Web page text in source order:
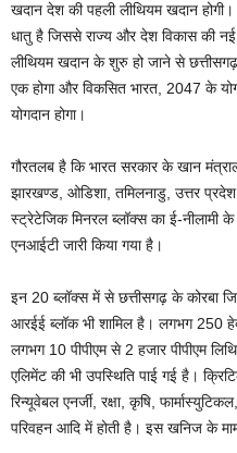
खदान देश की पहली लीथियम खदान
धातु है जिससे राज्य और देश विकास की
लीथियम खदान के शुरु हो जाने से
एक होगा और विकसित भारत, 2047 के
योगदान होगा।
गौरतलब है कि भारत सरकार के खान
झारखण्ड, ओडिशा, तमिलनाडु, उत्तर
स्ट्रेटेजिक मिनरल ब्लॉक्स का ई-नीलामी
एनआईटी जारी किया गया है।
इन 20 ब्लॉक्स में से छत्तीसगढ़ के कोरबा
आरईई ब्लॉक भी शामिल है। लगभग 250
लगभग 10 पीपीएम से 2 हजार पीपीएम
एलिमेंट की भी उपस्थिति पाई गई है।
रिन्यूवेबल एनर्जी, रक्षा, कृषि,
परिवहन आदि में होती है। इस खनिज के